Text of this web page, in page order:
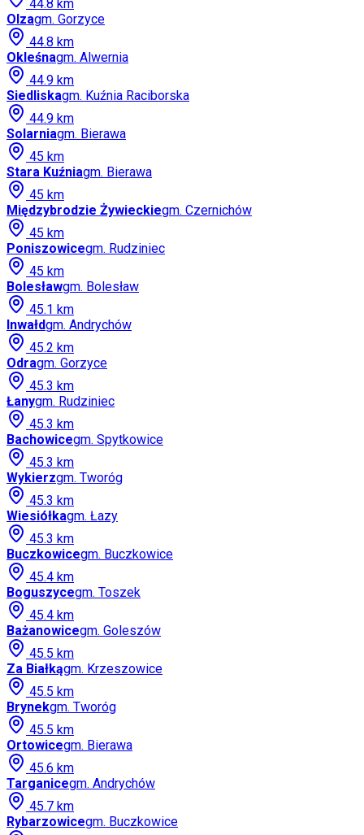
44.8 km
Olzagm. Gorzyce
44.8 km
Okleśnagm. Alwernia
44.9 km
Siedliskagm. Kuźnia Raciborska
44.9 km
Solarniagm. Bierawa
45 km
Stara Kuźniagm. Bierawa
45 km
Międzybrodzie Żywieckiegm. Czernichów
45 km
Poniszowicegm. Rudziniec
45 km
Bolesławgm. Bolesław
45.1 km
Inwałdgm. Andrychów
45.2 km
Odragm. Gorzyce
45.3 km
Łanygm. Rudziniec
45.3 km
Bachowicegm. Spytkowice
45.3 km
Wykierzgm. Tworóg
45.3 km
Wiesiółkagm. Łazy
45.3 km
Buczkowicegm. Buczkowice
45.4 km
Boguszycegm. Toszek
45.4 km
Bażanowicegm. Goleszów
45.5 km
Za Białkągm. Krzeszowice
45.5 km
Brynekgm. Tworóg
45.5 km
Ortowicegm. Bierawa
45.6 km
Targanicegm. Andrychów
45.7 km
Rybarzowicegm. Buczkowice